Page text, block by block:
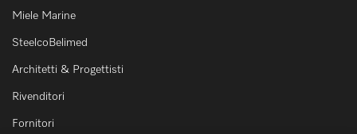
Miele Marine
SteelcoBelimed
Architetti & Progettisti
Rivenditori
Fornitori